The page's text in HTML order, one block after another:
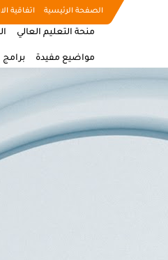
الصفحة الرئيسية اتفاقية
منحة التعليم العالي
مواضيع مفيدة برامج